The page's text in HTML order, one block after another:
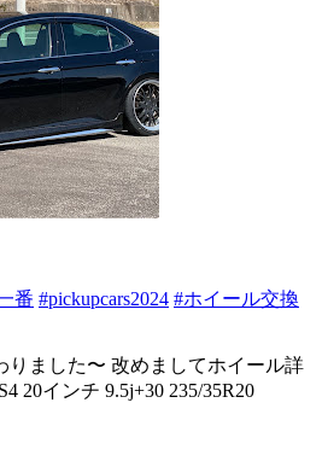
番 #pickupcars2024 #ホイール交換
りました〜 改めましてホイール詳
20インチ 9.5j+30 235/35R20